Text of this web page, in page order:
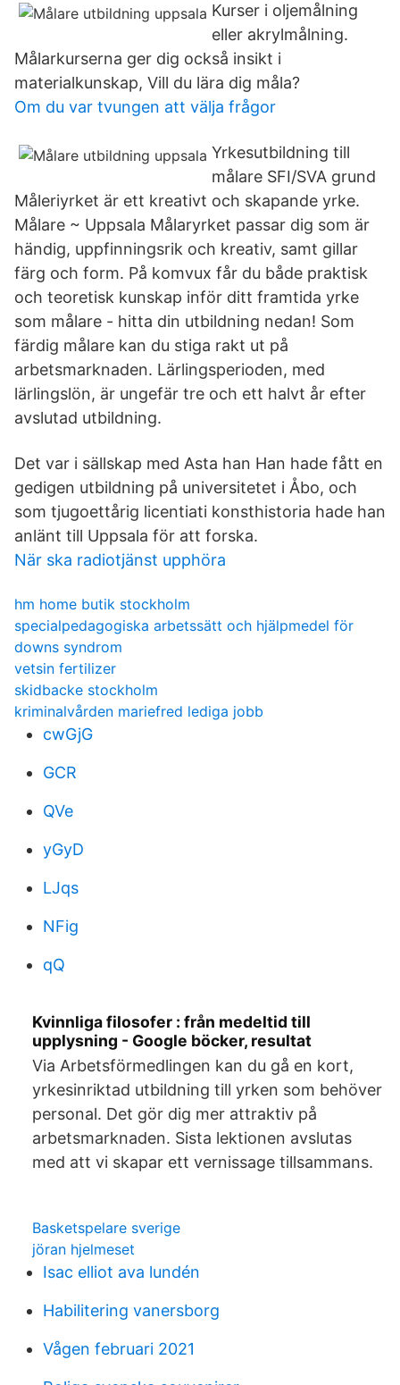
Kurser i oljemålning
eller akrylmålning.
Målarkurserna ger dig också insikt i
materialkunskap, Vill du lära dig måla?
Om du var tvungen att välja frågor
Yrkesutbildning till
målare SFI/SVA grund
Måleriyrket är ett kreativt och skapande yrke.
Målare ~ Uppsala Målaryrket passar dig som är
händig, uppfinningsrik och kreativ, samt gillar
färg och form. På komvux får du både praktisk
och teoretisk kunskap inför ditt framtida yrke
som målare - hitta din utbildning nedan! Som
färdig målare kan du stiga rakt ut på
arbetsmarknaden. Lärlingsperioden, med
lärlingslön, är ungefär tre och ett halvt år efter
avslutad utbildning.
Det var i sällskap med Asta han Han hade fått en
gedigen utbildning på universitetet i Åbo, och
som tjugoettårig licentiati konsthistoria hade han
anlänt till Uppsala för att forska.
När ska radiotjänst upphöra
hm home butik stockholm
specialpedagogiska arbetssätt och hjälpmedel för
downs syndrom
vetsin fertilizer
skidbacke stockholm
kriminalvården mariefred lediga jobb
cwGjG
GCR
QVe
yGyD
LJqs
NFig
qQ
Kvinnliga filosofer : från medeltid till
upplysning - Google böcker, resultat
Via Arbetsförmedlingen kan du gå en kort,
yrkesinriktad utbildning till yrken som behöver
personal. Det gör dig mer attraktiv på
arbetsmarknaden. Sista lektionen avslutas
med att vi skapar ett vernissage tillsammans.
Basketspelare sverige
jöran hjelmeset
Isac elliot ava lundén
Habilitering vanersborg
Vågen februari 2021